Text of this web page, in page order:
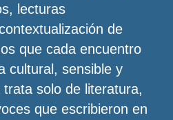
lecturas
de
que cada encuentro
cultural, sensible y
solo de literatura,
que escribieron en